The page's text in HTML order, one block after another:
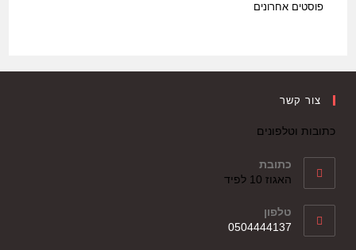
פוסטים אחרונים
צור קשר
כתובות וטלפונים
כתובת
האגוז 10 לפיד
טלפון
0504444137